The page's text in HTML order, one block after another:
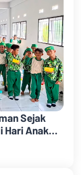
Sejak
Hari Anak